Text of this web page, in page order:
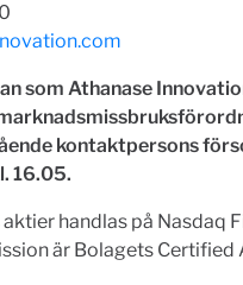
som Athanase
kontaktpersons
16.05.
handlas på Nasdaq
är Bolagets Certified